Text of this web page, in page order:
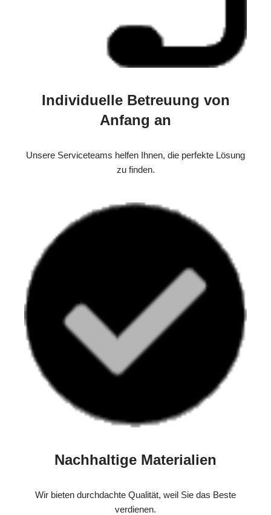
Individuelle Betreuung von
Anfang an
Unsere Serviceteams helfen Ihnen, die perfekte Lösung
zu finden.
Nachhaltige Materialien
Wir bieten durchdachte Qualität, weil Sie das Beste
verdienen.